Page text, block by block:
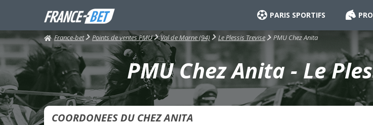
PARIS SPORTIFS
France-bet Points de ventes PMU Val de Marne (94) Le Plessis Trevise PMU Chez Anita
PMU Chez Anita - Le
COORDONEES DU CHEZ ANITA